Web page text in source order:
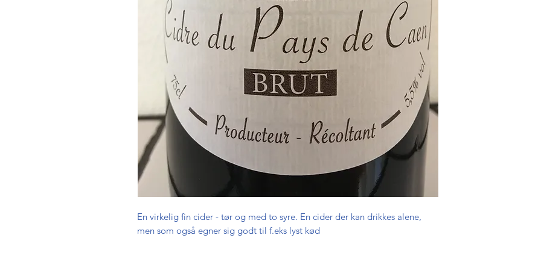
En virkelig fin cider - tør og med to syre. En cider der kan drikkes alene,
men som også egner sig godt til f.eks lyst kød